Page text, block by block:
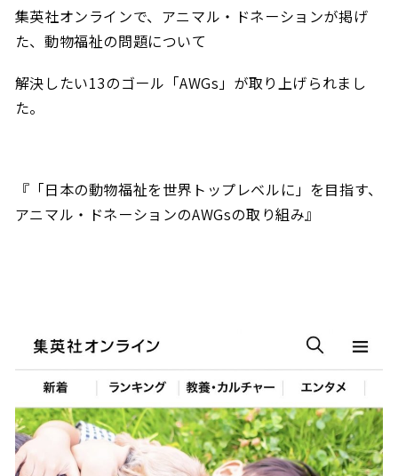
集英社オンラインで、アニマル・ドネーションが掲げ
た、動物福祉の問題について
解決したい13のゴール「AWGs」が取り上げられまし
た。
『「日本の動物福祉を世界トップレベルに」を目指す、
アニマル・ドネーションのAWGsの取り組み』